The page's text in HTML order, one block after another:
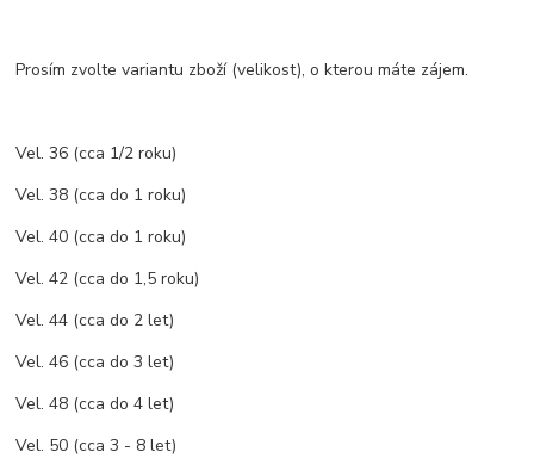
Prosím zvolte variantu zboží (velikost), o kterou máte zájem.
Vel. 36 (cca 1/2 roku)
Vel. 38 (cca do 1 roku)
Vel. 40 (cca do 1 roku)
Vel. 42 (cca do 1,5 roku)
Vel. 44 (cca do 2 let)
Vel. 46 (cca do 3 let)
Vel. 48 (cca do 4 let)
Vel. 50 (cca 3 - 8 let)